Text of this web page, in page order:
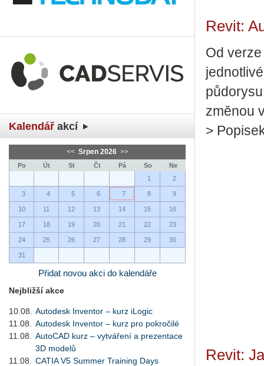
Kalendář akcí
<< Srpen 2026 >>
Po Út St Čt Pá So
Ne
1
2
3 4 5 6 7 8 9
10 11 12 13 14 15 16
17 18 19 20 21 22 23
24 25 26 27 28 29 30
31
Přidat novou akci do kalendáře
Nejbližší akce
10.08.
Autodesk Inventor – kurz iLogic
11.08.
Autodesk Inventor – kurz pro pokročilé
11.08.
AutoCAD kurz – vytváření a prezentace
3D modelů
11.08.
CATIA V5 Summer Training Days
Revit:
Od
změnou
>
Revit: